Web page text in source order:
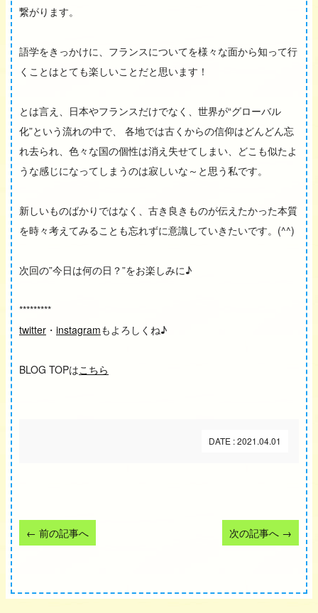
繋がります。
語学をきっかけに、フランスについてを様々な面から知って行
くことはとても楽しいことだと思います！
とは言え、日本やフランスだけでなく、世界が“グローバル
化”という流れの中で、 各地では古くからの信仰はどんどん忘
れ去られ、色々な国の個性は消え失せてしまい、どこも似たよ
うな感じになってしまうのは寂しいな～と思う私です。
新しいものばかりではなく、古き良きものが伝えたかった本質
を時々考えてみることも忘れずに意識していきたいです。(^^)
次回の”今日は何の日？”をお楽しみに♪
*********
twitter ・ instagramもよろしくね♪
BLOG TOPはこちら
DATE : 2021.04.01
← 前の記事へ 次の記事へ →